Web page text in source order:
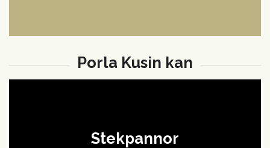
Stekpannor